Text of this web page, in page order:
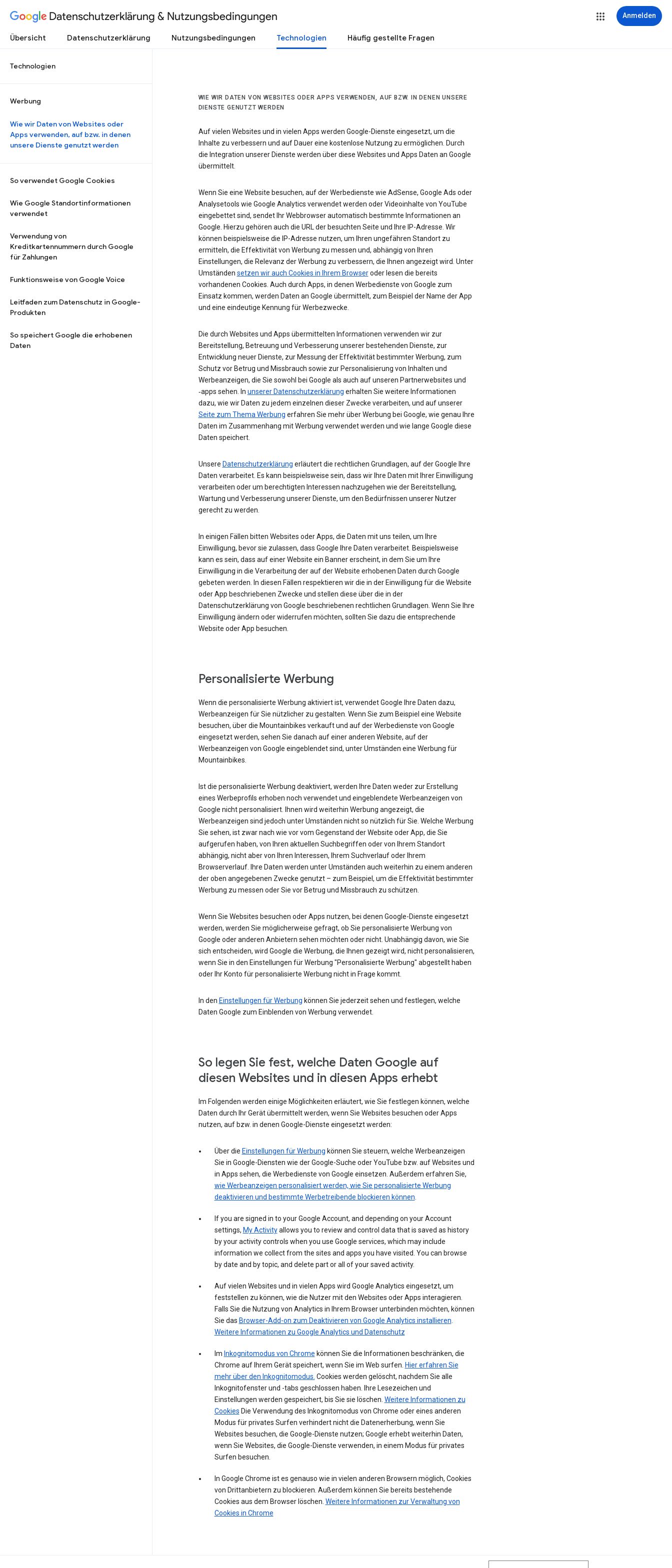
Datenschutzerklärung & Nutzungsbedingungen Anmelden
Übersicht Datenschutzerklärung Nutzungsbedingungen Technologien Häufig gestellte Fragen
Technologien
Werbung
Wie wir Daten von Websites oder
Apps verwenden, auf bzw. in denen
unsere Dienste genutzt werden
So verwendet Google Cookies
Wie Google Standortinformationen
verwendet
Verwendung von
Kreditkartennummern durch Google
für Zahlungen
Funktionsweise von Google Voice
Leitfaden zum Datenschutz in Google-
Produkten
So speichert Google die erhobenen
Daten
WIE WIR DATEN VON WEBSITES ODER APPS VERWENDEN, AUF BZW. IN DENEN UNSERE
DIENSTE GENUTZT WERDEN
Auf vielen Websites und in vielen Apps werden Google-Dienste eingesetzt, um die
Inhalte zu verbessern und auf Dauer eine kostenlose Nutzung zu ermöglichen. Durch
die Integration unserer Dienste werden über diese Websites und Apps Daten an Google
übermittelt.
Wenn Sie eine Website besuchen, auf der Werbedienste wie AdSense, Google Ads oder
Analysetools wie Google Analytics verwendet werden oder Videoinhalte von YouTube
eingebettet sind, sendet Ihr Webbrowser automatisch bestimmte Informationen an
Google. Hierzu gehören auch die URL der besuchten Seite und Ihre IP-Adresse. Wir
können beispielsweise die IP-Adresse nutzen, um Ihren ungefähren Standort zu
ermitteln, die Effektivität von Werbung zu messen und, abhängig von Ihren
Einstellungen, die Relevanz der Werbung zu verbessern, die Ihnen angezeigt wird. Unter
Umständen setzen wir auch Cookies in Ihrem Browseroder lesen die bereits
vorhandenen Cookies. Auch durch Apps, in denen Werbedienste von Google zum
Einsatz kommen, werden Daten an Google übermittelt, zum Beispiel der Name der App
und eine eindeutige Kennung für Werbezwecke.
Die durch Websites und Apps übermittelten Informationen verwenden wir zur
Bereitstellung, Betreuung und Verbesserung unserer bestehenden Dienste, zur
Entwicklung neuer Dienste, zur Messung der Effektivität bestimmter Werbung, zum
Schutz vor Betrug und Missbrauch sowie zur Personalisierung von Inhalten und
Werbeanzeigen, die Sie sowohl bei Google als auch auf unseren Partnerwebsites und
‑apps sehen. In unserer Datenschutzerklärung erhalten Sie weitere Informationen
dazu, wie wir Daten zu jedem einzelnen dieser Zwecke verarbeiten, und auf unserer
Seite zum Thema Werbung erfahren Sie mehr über Werbung bei Google, wie genau Ihre
Daten im Zusammenhang mit Werbung verwendet werden und wie lange Google diese
Daten speichert.
Unsere Datenschutzerklärung erläutert die rechtlichen Grundlagen, auf der Google Ihre
Daten verarbeitet. Es kann beispielsweise sein, dass wir Ihre Daten mit Ihrer Einwilligung
verarbeiten oder um berechtigten Interessen nachzugehen wie der Bereitstellung,
Wartung und Verbesserung unserer Dienste, um den Bedürfnissen unserer Nutzer
gerecht zu werden.
In einigen Fällen bitten Websites oder Apps, die Daten mit uns teilen, um Ihre
Einwilligung, bevor sie zulassen, dass Google Ihre Daten verarbeitet. Beispielsweise
kann es sein, dass auf einer Website ein Banner erscheint, in dem Sie um Ihre
Einwilligung in die Verarbeitung der auf der Website erhobenen Daten durch Google
gebeten werden. In diesen Fällen respektieren wir die in der Einwilligung für die Website
oder App beschriebenen Zwecke und stellen diese über die in der
Datenschutzerklärung von Google beschriebenen rechtlichen Grundlagen. Wenn Sie Ihre
Einwilligung ändern oder widerrufen möchten, sollten Sie dazu die entsprechende
Website oder App besuchen.
Personalisierte Werbung
Wenn die personalisierte Werbung aktiviert ist, verwendet Google Ihre Daten dazu,
Werbeanzeigen für Sie nützlicher zu gestalten. Wenn Sie zum Beispiel eine Website
besuchen, über die Mountainbikes verkauft und auf der Werbedienste von Google
eingesetzt werden, sehen Sie danach auf einer anderen Website, auf der
Werbeanzeigen von Google eingeblendet sind, unter Umständen eine Werbung für
Mountainbikes.
Ist die personalisierte Werbung deaktiviert, werden Ihre Daten weder zur Erstellung
eines Werbeprofils erhoben noch verwendet und eingeblendete Werbeanzeigen von
Google nicht personalisiert. Ihnen wird weiterhin Werbung angezeigt, die
Werbeanzeigen sind jedoch unter Umständen nicht so nützlich für Sie. Welche Werbung
Sie sehen, ist zwar nach wie vor vom Gegenstand der Website oder App, die Sie
aufgerufen haben, von Ihren aktuellen Suchbegriffen oder von Ihrem Standort
abhängig, nicht aber von Ihren Interessen, Ihrem Suchverlauf oder Ihrem
Browserverlauf. Ihre Daten werden unter Umständen auch weiterhin zu einem anderen
der oben angegebenen Zwecke genutzt – zum Beispiel, um die Effektivität bestimmter
Werbung zu messen oder Sie vor Betrug und Missbrauch zu schützen.
Wenn Sie Websites besuchen oder Apps nutzen, bei denen Google-Dienste eingesetzt
werden, werden Sie möglicherweise gefragt, ob Sie personalisierte Werbung von
Google oder anderen Anbietern sehen möchten oder nicht. Unabhängig davon, wie Sie
sich entscheiden, wird Google die Werbung, die Ihnen gezeigt wird, nicht personalisieren,
wenn Sie in den Einstellungen für Werbung "Personalisierte Werbung" abgestellt haben
oder Ihr Konto für personalisierte Werbung nicht in Frage kommt.
In den Einstellungen für Werbung können Sie jederzeit sehen und festlegen, welche
Daten Google zum Einblenden von Werbung verwendet.
So legen Sie fest, welche Daten Google auf
diesen Websites und in diesen Apps erhebt
Im Folgenden werden einige Möglichkeiten erläutert, wie Sie festlegen können, welche
Daten durch Ihr Gerät übermittelt werden, wenn Sie Websites besuchen oder Apps
nutzen, auf bzw. in denen Google-Dienste eingesetzt werden:
Über die Einstellungen für Werbung können Sie steuern, welche Werbeanzeigen
Sie in Google-Diensten wie der Google-Suche oder YouTube bzw. auf Websites und
in Apps sehen, die Werbedienste von Google einsetzen. Außerdem erfahren Sie,
wie Werbeanzeigen personalisiert werden, wie Sie personalisierte Werbung
deaktivieren und bestimmte Werbetreibende blockieren können.
If you are signed in to your Google Account, and depending on your Account
settings, My Activityallows you to review and control data that is saved as history
by your activity controls when you use Google services, which may include
information we collect from the sites and apps you have visited. You can browse
by date and by topic, and delete part or all of your saved activity.
Auf vielen Websites und in vielen Apps wird Google Analytics eingesetzt, um
feststellen zu können, wie die Nutzer mit den Websites oder Apps interagieren.
Falls Sie die Nutzung von Analytics in Ihrem Browser unterbinden möchten, können
Sie das Browser-Add-on zum Deaktivieren von Google Analytics installieren.
Weitere Informationen zu Google Analytics und Datenschutz
Im Inkognitomodus von Chrome können Sie die Informationen beschränken, die
Chrome auf Ihrem Gerät speichert, wenn Sie im Web surfen. Hier erfahren Sie
mehr über den Inkognitomodus. Cookies werden gelöscht, nachdem Sie alle
Inkognitofenster und -tabs geschlossen haben. Ihre Lesezeichen und
Einstellungen werden gespeichert, bis Sie sie löschen. Weitere Informationen zu
Cookies Die Verwendung des Inkognitomodus von Chrome oder eines anderen
Modus für privates Surfen verhindert nicht die Datenerherbung, wenn Sie
Websites besuchen, die Google-Dienste nutzen; Google erhebt weiterhin Daten,
wenn Sie Websites, die Google-Dienste verwenden, in einem Modus für privates
Surfen besuchen.
In Google Chrome ist es genauso wie in vielen anderen Browsern möglich, Cookies
von Drittanbietern zu blockieren. Außerdem können Sie bereits bestehende
Cookies aus dem Browser löschen. Weitere Informationen zur Verwaltung von
Cookies in Chrome